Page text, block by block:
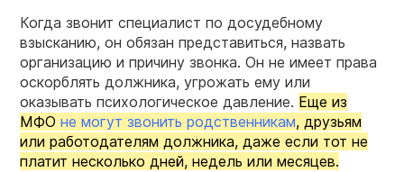
Когда звонит специалист по досудебному
взысканию, он обязан представиться, назвать
организацию и причину звонка. Он не имеет права
оскорблять должника, угрожать ему или
оказывать психологическое давление. Еще из
МФО не могут звонить родственникам, друзьям
или работодателям должника, даже если тот не
платит несколько дней, недель или месяцев.